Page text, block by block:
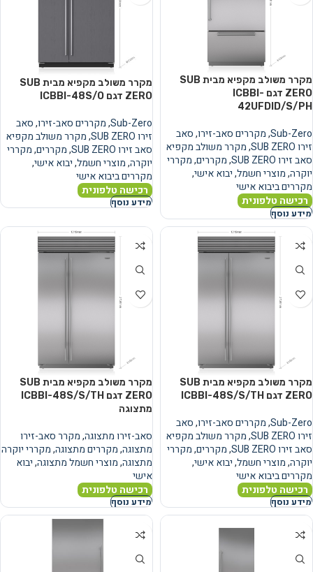
מקרר משולב מקפיא מבית SUB
ZERO דגם ICBBI-
42UFDID/S/PH
Sub-Zero
,מקררים סאב-זירו,סאב
זירו SUB ZERO
,מקרר משולב מקפיא
סאב זירו SUB ZERO
,מקררים,מקררי
יוקרה,מוצרי חשמל,יבוא אישי,
מקררים ביבוא אישי
רכישה טלפונית
מידע נוסף
מקרר משולב מקפיא מבית SUB
ZERO דגם ICBBI-48S/O
Sub-Zero
,מקררים סאב-זירו,סאב
זירו SUB ZERO
,מקרר משולב מקפיא
סאב זירו SUB ZERO
,מקררים,מקררי
יוקרה,מוצרי חשמל,יבוא אישי,
מקררים ביבוא אישי
רכישה טלפונית
מידע נוסף
מקרר משולב מקפיא מבית SUB
ZERO דגם ICBBI-48S/S/TH
Sub-Zero
,מקררים סאב-זירו,סאב
זירו SUB ZERO
,מקרר משולב מקפיא
סאב זירו SUB ZERO
,מקררים,מקררי
יוקרה,מוצרי חשמל,יבוא אישי,
מקררים ביבוא אישי
רכישה טלפונית
מידע נוסף
מקרר משולב מקפיא מבית SUB
ZERO דגם ICBBI-48S/S/TH
מתצוגה
סאב-זירו מתצוגה,מקרר סאב-זירו
מתצוגה,מקררים מתצוגה,מקררי יוקרה
מתצוגה,מוצרי חשמל מתצוגה,יבוא
אישי
רכישה טלפונית
מידע נוסף